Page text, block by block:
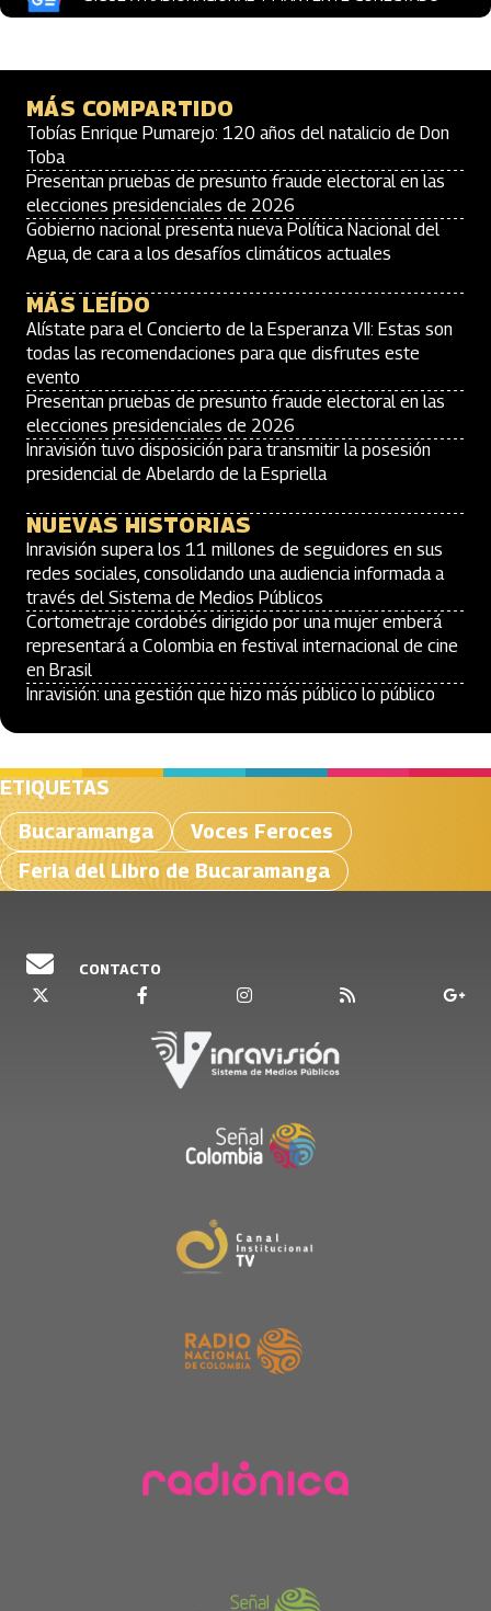
MÁS COMPARTIDO
Tobías Enrique Pumarejo: 120 años del natalicio de Don
Toba
Presentan pruebas de presunto fraude electoral en las
elecciones presidenciales de 2026
Gobierno nacional presenta nueva Política Nacional del
Agua, de cara a los desafíos climáticos actuales
MÁS LEÍDO
Alístate para el Concierto de la Esperanza VII: Estas son
todas las recomendaciones para que disfrutes este
evento
Presentan pruebas de presunto fraude electoral en las
elecciones presidenciales de 2026
Inravisión tuvo disposición para transmitir la posesión
presidencial de Abelardo de la Espriella
NUEVAS HISTORIAS
Inravisión supera los 11 millones de seguidores en sus
redes sociales, consolidando una audiencia informada a
través del Sistema de Medios Públicos
Cortometraje cordobés dirigido por una mujer emberá
representará a Colombia en festival internacional de cine
en Brasil
Inravisión: una gestión que hizo más público lo público
ETIQUETAS
Bucaramanga
Voces Feroces
Feria del Libro de Bucaramanga
CONTACTO